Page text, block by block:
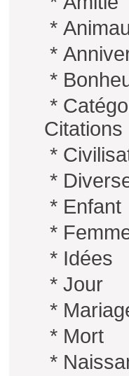
*
*
*
*
Citations
*
*
* Enfant
*
* Idées
* Jour
*
* Mort
*